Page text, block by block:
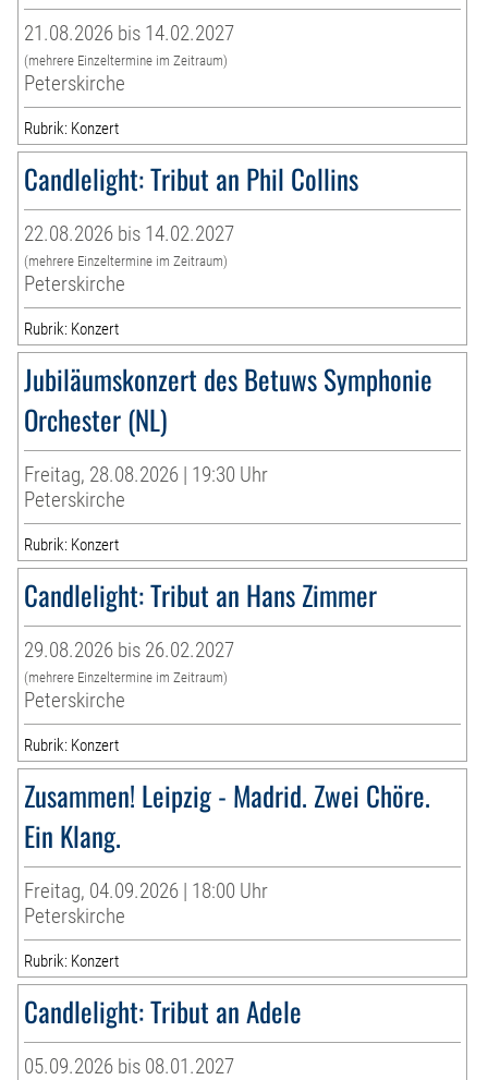
21.08.2026 bis 14.02.2027
(mehrere Einzeltermine im Zeitraum)
Peterskirche
Rubrik: Konzert
Candlelight: Tribut an Phil Collins
22.08.2026 bis 14.02.2027
(mehrere Einzeltermine im Zeitraum)
Peterskirche
Rubrik: Konzert
Jubiläumskonzert des Betuws Symphonie
Orchester (NL)
Freitag, 28.08.2026 | 19:30 Uhr
Peterskirche
Rubrik: Konzert
Candlelight: Tribut an Hans Zimmer
29.08.2026 bis 26.02.2027
(mehrere Einzeltermine im Zeitraum)
Peterskirche
Rubrik: Konzert
Zusammen! Leipzig - Madrid. Zwei Chöre.
Ein Klang.
Freitag, 04.09.2026 | 18:00 Uhr
Peterskirche
Rubrik: Konzert
Candlelight: Tribut an Adele
05.09.2026 bis 08.01.2027